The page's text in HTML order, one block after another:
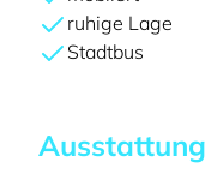
ruhige Lage
Stadtbus
Ausstattung